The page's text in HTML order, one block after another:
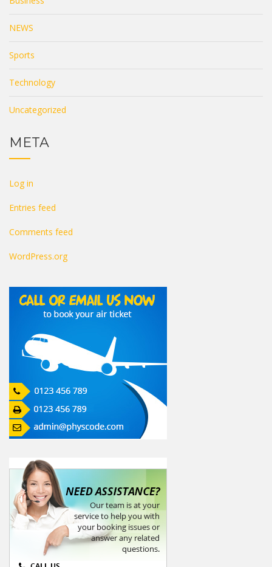
NEWS
Sports
Technology
Uncategorized
META
Log in
Entries feed
Comments feed
WordPress.org